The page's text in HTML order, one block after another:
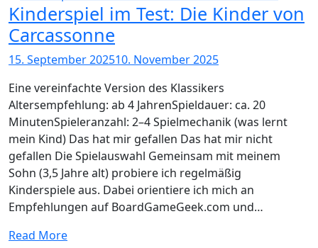
Kinderspiel im Test: Die Kinder von
Carcassonne
15. September 202510. November 2025
Eine vereinfachte Version des Klassikers
Altersempfehlung: ab 4 JahrenSpieldauer: ca. 20
MinutenSpieleranzahl: 2–4 Spielmechanik (was lernt
mein Kind) Das hat mir gefallen Das hat mir nicht
gefallen Die Spielauswahl Gemeinsam mit meinem
Sohn (3,5 Jahre alt) probiere ich regelmäßig
Kinderspiele aus. Dabei orientiere ich mich an
Empfehlungen auf BoardGameGeek.com und…
Read More